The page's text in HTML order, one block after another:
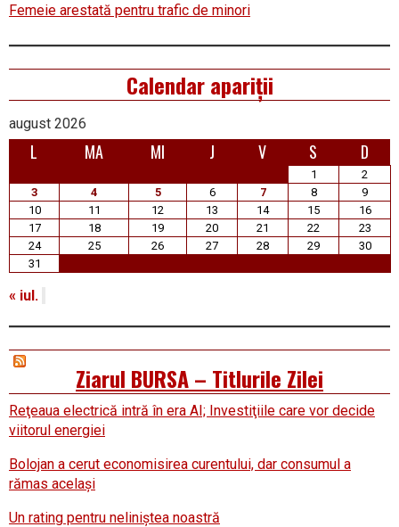
Femeie arestată pentru trafic de minori
Calendar apariții
august 2026
L MA MI J V S D
1
2
3
4 5 6 7 8
9
10
11 12 13 14 15
16
17
18 19 20 21 22
23
24
25 26 27 28 29
30
31
« iul.
Ziarul BURSA – Titlurile Zilei
Reţeaua electrică intră în era AI; Investiţiile care vor decide
viitorul energiei
Bolojan a cerut economisirea curentului, dar consumul a
rămas acelaşi
Un rating pentru neliniştea noastră